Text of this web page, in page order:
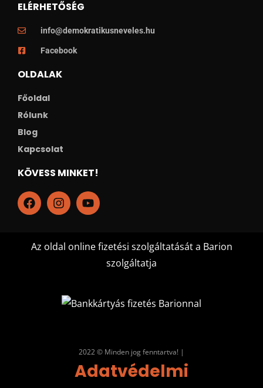
ELÉRHETŐSÉG
info@demokratikusneveles.hu
Facebook
OLDALAK
Főoldal
Rólunk
Blog
Kapcsolat
KÖVESS MINKET!
Az oldal online fizetési szolgáltatását a Barion
szolgáltatja
2022 © Minden jog fenntartva! |
Adatvédelmi